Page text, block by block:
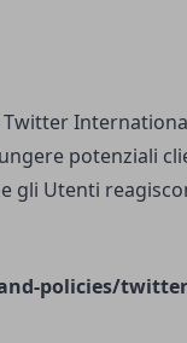
potenziali
gli Utenti
policies/